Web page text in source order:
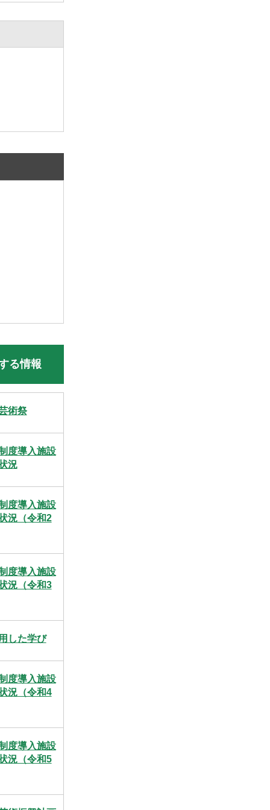
る情報
術祭
度導入施設
況
度導入施設
況（令和2
度導入施設
況（令和3
した学び
度導入施設
況（令和4
度導入施設
況（令和5